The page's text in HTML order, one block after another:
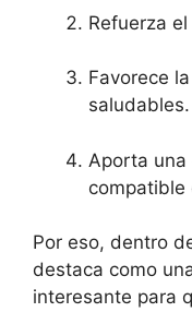
Refuerza el
Favorece
saludables.
Aporta una
compatible
Por eso, dentro
destaca como
interesante para